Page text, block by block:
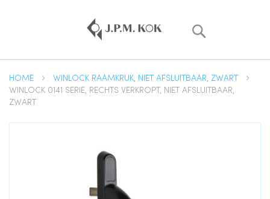
HOME
WINLOCK RAAMKRUK, NIET AFSLUITBAAR, ZWART
WINLOCK 0141 SERIE, RECHTS VERKROPT, NIET AFSLUITBAAR,
ZWART